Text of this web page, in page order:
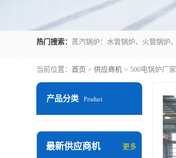
热门搜索：
当前位置： 首页 > 供应商机 > 500电锅炉厂家
产品分类 Product
最新供应商机 更多